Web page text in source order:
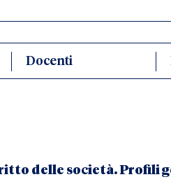
Docenti
delle società. Profili